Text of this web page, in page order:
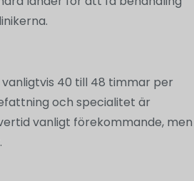
40 till 48 timmar per
och specialitet är
vanligt förekommande, men